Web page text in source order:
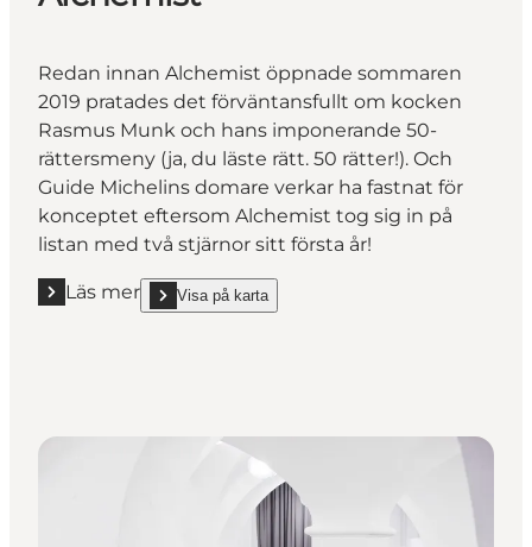
Redan innan Alchemist öppnade sommaren
2019 pratades det förväntansfullt om kocken
Rasmus Munk och hans imponerande 50-
rättersmeny (ja, du läste rätt. 50 rätter!). Och
Guide Michelins domare verkar ha fastnat för
konceptet eftersom Alchemist tog sig in på
listan med två stjärnor sitt första år!
Läs mer
Läs mer "Alchemist **"
Visa på karta
show Alchemist ** on_map